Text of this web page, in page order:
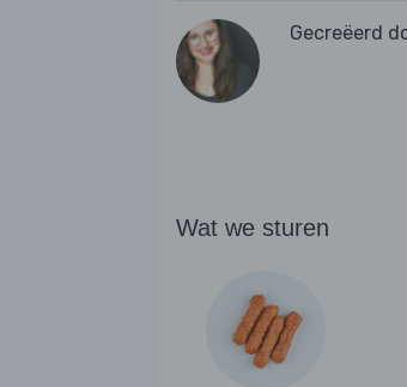
Gecreëerd
Wat we sturen